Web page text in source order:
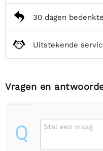
30 dagen
Uitstekende
Vragen en
Q Stel een vraag